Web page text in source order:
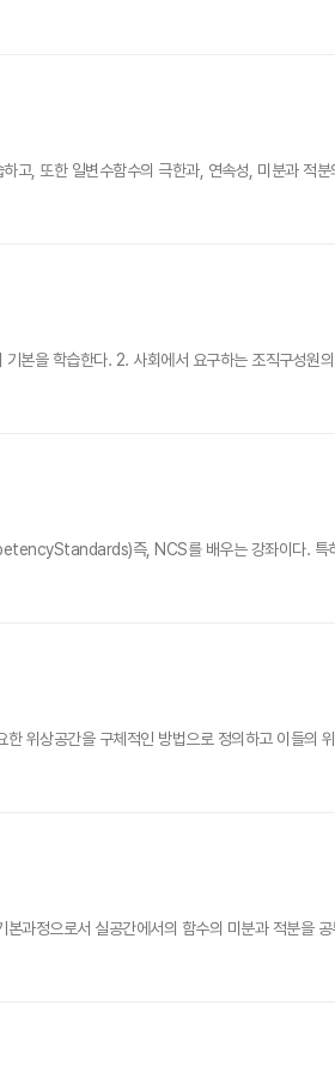
고, 또한 일변수함수의 극한과, 연속성, 미분과 적
본을 학습한다. 2. 사회에서 요구하는 조직구성원
즉, NCS를 배우는 강좌이다. 특
위상공간을 구체적인 방법으로 정의하고 이들의
과정으로서 실공간에서의 함수의 미분과 적분을